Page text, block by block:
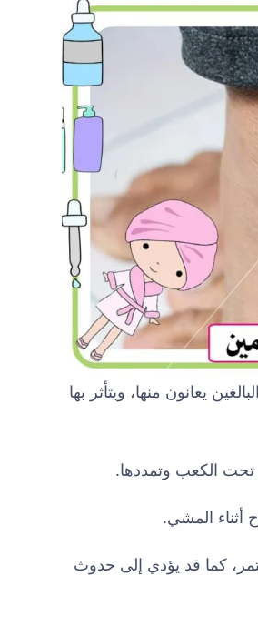
شائعة، حيث أظهرت دراسة أن نسبة 20% من البالغين يعانون منها، ويتأثر بها
الكعب وتمددها.
أثناء المشي.
كما قد يؤدي إلى حدوث